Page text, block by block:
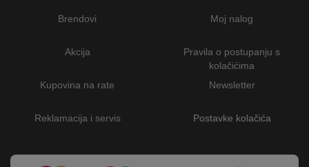
Brendovi
Akcija
Kupovina na rate
Reklamacija i servis
Moj nalog
Pravila o postupanju s
kolačićima
Newsletter
Postavke kolačića